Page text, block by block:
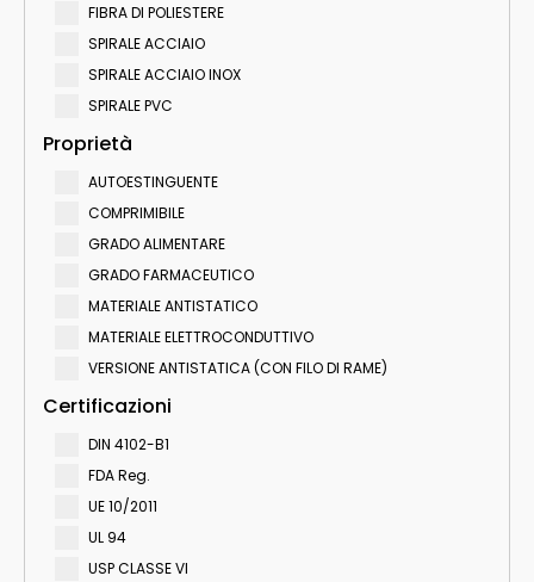
FIBRA DI POLIESTERE
SPIRALE ACCIAIO
SPIRALE ACCIAIO INOX
SPIRALE PVC
Proprietà
AUTOESTINGUENTE
COMPRIMIBILE
GRADO ALIMENTARE
GRADO FARMACEUTICO
MATERIALE ANTISTATICO
MATERIALE ELETTROCONDUTTIVO
VERSIONE ANTISTATICA (CON FILO DI RAME)
Certificazioni
DIN 4102-B1
FDA Reg.
UE 10/2011
UL 94
USP CLASSE VI